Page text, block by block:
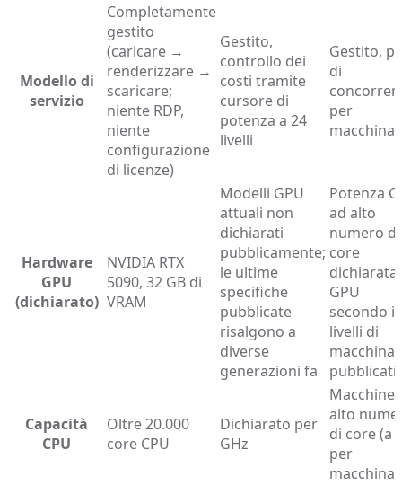
Modello di
servizio
Completamente
gestito
(caricare →
renderizzare →
scaricare;
niente RDP,
niente
configurazione
di licenze)
Gestito,
controllo dei
costi tramite
cursore di
potenza a 24
livelli
Gestito,
di
per
macchina
Hardware
GPU
(dichiarato)
NVIDIA RTX
5090, 32 GB di
VRAM
Modelli GPU
attuali non
dichiarati
pubblicamente;
le ultime
specifiche
pubblicate
risalgono a
diverse
generazioni fa
Potenza
ad alto
numero di
core
dichiarata;
GPU
secondo i
livelli di
macchina
pubblicati
Capacità
CPU
Oltre 20.000
core CPU
Dichiarato per
GHz
Macchine
alto
di core (a
per
macchina)